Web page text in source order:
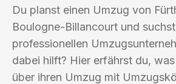
Du planst einen Umzug von
Boulogne-Billancourt und
professionellen
dabei hilft? Hier erfährst du,
über ihren Umzug mit